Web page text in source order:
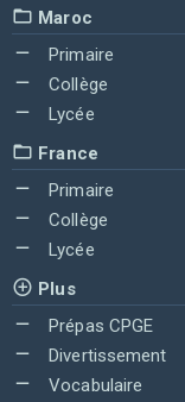
Maroc
Primaire
Collège
Lycée
France
Primaire
Collège
Lycée
Plus
Prépas CPGE
Divertissement
Vocabulaire